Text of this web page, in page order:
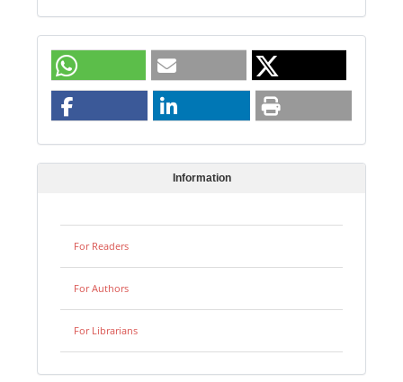
Information
For Readers
For Authors
For Librarians